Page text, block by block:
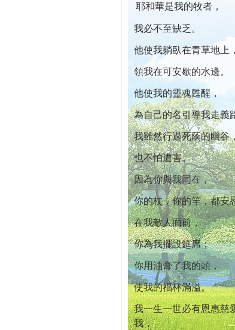
耶和華是我的牧者，
我必不至缺乏。
他使我躺臥在青草地上，
領我在可安歇的水邊。
他使我的靈魂甦醒，
為自己的名引導我走義
我雖然行過死蔭的幽谷，
也不怕遭害。
因為你與我同在，
你的杖，你的竿，都安
在我敵人面前，
你為我擺設筵席；
你用油膏了我的頭，
使我的福杯滿溢。
我一生一世必有恩惠慈
我，
本院自開幕迄今已篩檢出1700位乳